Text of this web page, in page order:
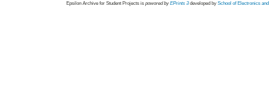
Epsilon Archive for Student Projects is powored byEPrints 3 developed by School of Electronics